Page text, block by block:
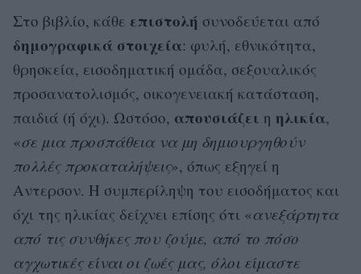
Στο βιβλίο, κάθε επιστολή συνοδεύεται από
δημογραφικά στοιχεία: φυλή, εθνικότητα,
θρησκεία, εισοδηματική ομάδα, σεξουαλικός
προσανατολισμός, οικογενειακή κατάσταση,
παιδιά (ή όχι). Ωστόσο, απουσιάζει η ηλικία,
«σε μια προσπάθεια να μη δημιουργηθούν
πολλές προκαταλήψεις», όπως εξηγεί η
Aντερσον. Η συμπερίληψη του εισοδήματος και
όχι της ηλικίας δείχνει επίσης ότι «ανεξάρτητα
από τις συνθήκες που ζούμε, από το πόσο
αγχωτικές είναι οι ζωές μας, όλοι είμαστε